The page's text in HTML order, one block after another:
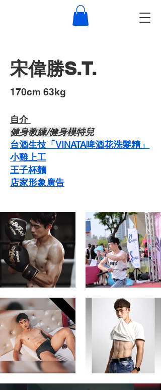
宋偉勝S.T.
​170cm 63kg
自介 ​
​健身教練/健身模特兒
台酒生技「VINATA啤酒花洗髮精」
​小雞上工
​王子杯麵
​店家形象廣告